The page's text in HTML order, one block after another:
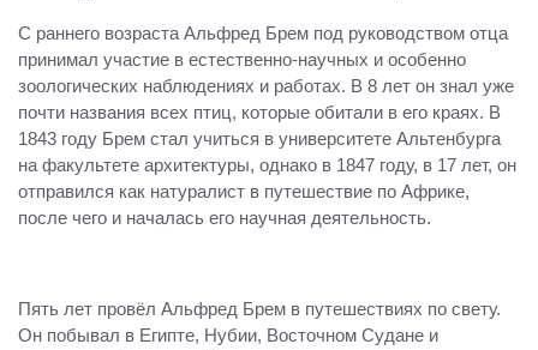
С раннего возраста Альфред Брем под руководством отца
принимал участие в естественно-научных и особенно
зоологических наблюдениях и работах. В 8 лет он знал уже
почти названия всех птиц, которые обитали в его краях. В
1843 году Брем стал учиться в университете Альтенбурга
на факультете архитектуры, однако в 1847 году, в 17 лет, он
отправился как натуралист в путешествие по Африке,
после чего и началась его научная деятельность.
Пять лет провёл Альфред Брем в путешествиях по свету.
Он побывал в Египте, Нубии, Восточном Судане и